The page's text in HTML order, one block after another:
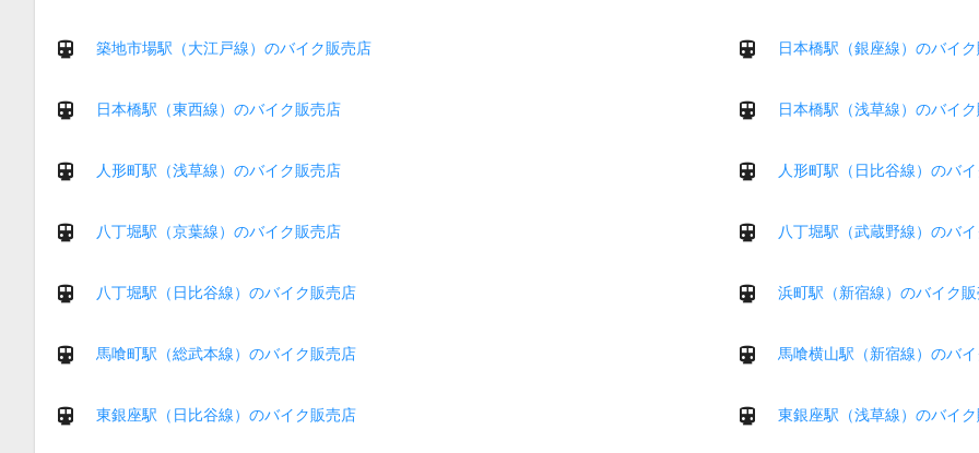
築地市場駅（大江戸線）のバイク販売店 日本橋駅（銀座線）のバイ
日本橋駅（東西線）のバイク販売店 日本橋駅（浅草線）のバイ
人形町駅（浅草線）のバイク販売店 人形町駅（日比谷線）のバ
八丁堀駅（京葉線）のバイク販売店 八丁堀駅（武蔵野線）のバ
八丁堀駅（日比谷線）のバイク販売店 浜町駅（新宿線）のバイク
馬喰町駅（総武本線）のバイク販売店 馬喰横山駅（新宿線）のバ
東銀座駅（日比谷線）のバイク販売店 東銀座駅（浅草線）のバイ